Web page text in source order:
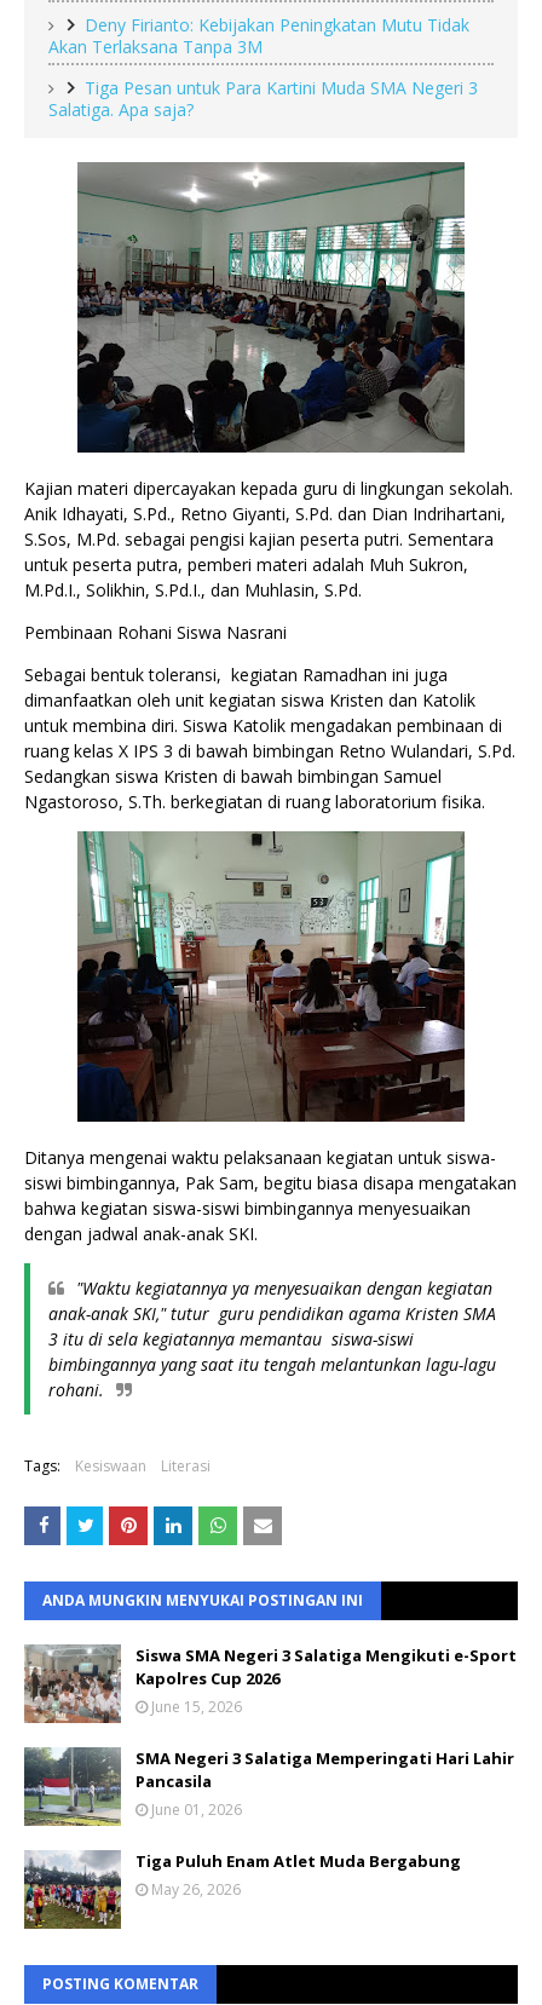
Deny Firianto: Kebijakan Peningkatan Mutu Tidak
Akan Terlaksana Tanpa 3M
Tiga Pesan untuk Para Kartini Muda SMA Negeri 3
Salatiga. Apa saja?
Kajian materi dipercayakan kepada guru di lingkungan sekolah.
Anik Idhayati, S.Pd., Retno Giyanti, S.Pd. dan Dian Indrihartani,
S.Sos, M.Pd. sebagai pengisi kajian peserta putri. Sementara
untuk peserta putra, pemberi materi adalah Muh Sukron,
M.Pd.I., Solikhin, S.Pd.I., dan Muhlasin, S.Pd.
Pembinaan Rohani Siswa Nasrani
Sebagai bentuk toleransi,  kegiatan Ramadhan ini juga
dimanfaatkan oleh unit kegiatan siswa Kristen dan Katolik
untuk membina diri. Siswa Katolik mengadakan pembinaan di
ruang kelas X IPS 3 di bawah bimbingan Retno Wulandari, S.Pd.
Sedangkan siswa Kristen di bawah bimbingan Samuel
Ngastoroso, S.Th. berkegiatan di ruang laboratorium fisika.
Ditanya mengenai waktu pelaksanaan kegiatan untuk siswa-
siswi bimbingannya, Pak Sam, begitu biasa disapa mengatakan
bahwa kegiatan siswa-siswi bimbingannya menyesuaikan
dengan jadwal anak-anak SKI.
"Waktu kegiatannya ya menyesuaikan dengan kegiatan
anak-anak SKI," tutur  guru pendidikan agama Kristen SMA
3 itu di sela kegiatannya memantau  siswa-siswi
bimbingannya yang saat itu tengah melantunkan lagu-lagu
rohani.
Tags: Kesiswaan Literasi
ANDA MUNGKIN MENYUKAI POSTINGAN INI
Siswa SMA Negeri 3 Salatiga Mengikuti e-Sport
Kapolres Cup 2026
June 15, 2026
SMA Negeri 3 Salatiga Memperingati Hari Lahir
Pancasila
June 01, 2026
Tiga Puluh Enam Atlet Muda Bergabung
May 26, 2026
POSTING KOMENTAR